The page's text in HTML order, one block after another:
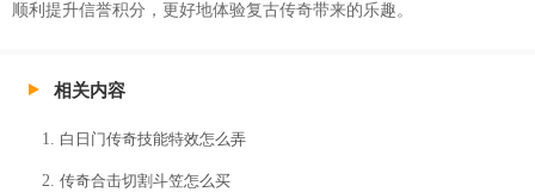
顺利提升信誉积分，更好地体验复古传奇带来的乐趣。
相关内容
白日门传奇技能特效怎么弄
传奇合击切割斗笠怎么买